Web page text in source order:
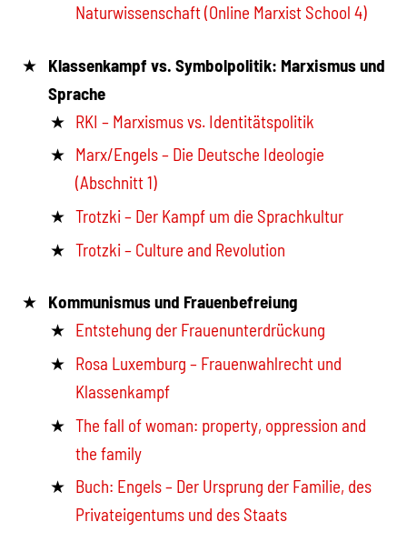
Naturwissenschaft (Online Marxist School 4)
Klassenkampf vs. Symbolpolitik: Marxismus und
Sprache
RKI – Marxismus vs. Identitätspolitik
Marx/Engels – Die Deutsche Ideologie
(Abschnitt 1)
Trotzki – Der Kampf um die Sprachkultur
Trotzki – Culture and Revolution
Kommunismus und Frauenbefreiung
Entstehung der Frauenunterdrückung
Rosa Luxemburg – Frauenwahlrecht und
Klassenkampf
The fall of woman: property, oppression and
the family
Buch: Engels – Der Ursprung der Familie, des
Privateigentums und des Staats